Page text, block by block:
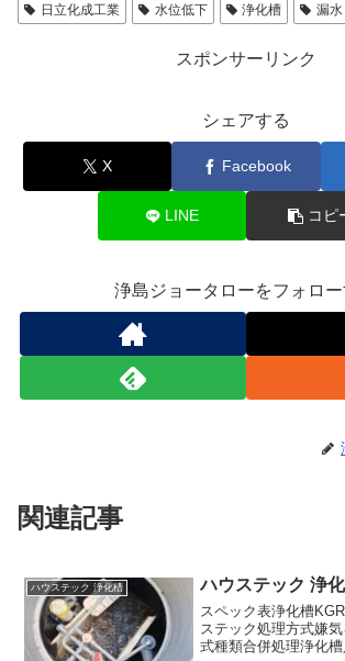
日立化成工業
水位低下 浄化槽 漏水
スポンサーリンク
シェアする
X Facebook
LINE コピ
浄島ジョータローをフォロー
関連記事
ハウステック 浄化槽 ハウステック 浄
スペック表浄化槽
ステック処理方式嫌
式種類合併処理浄化